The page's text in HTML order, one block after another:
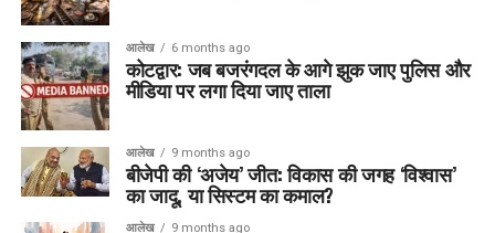
आलेख 6 months ago
कोटद्वार: जब बजरंगदल के आगे झुक जाए पुलिस और
मीडिया पर लगा दिया जाए ताला
आलेख 9 months ago
बीजेपी की ‘अजेय’ जीत: विकास की जगह ‘विश्वास’
का जादू, या सिस्टम का कमाल?
आलेख 9 months ago